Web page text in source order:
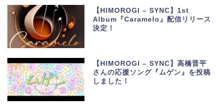
【HIMOROGI – SYNC】1st
Album『Caramelo』配信リリース
決定！
【HIMOROGI – SYNC】高橋晋平
さんの応援ソング『ムゲン』を投稿
しました！